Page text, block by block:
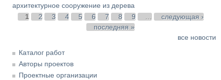
архитектурное сооружение из дерева
Страницы
1 2 3 4 5 6 7 8 9
следующая ›
последняя »
все новости
Каталог работ
Авторы проектов
Проектные организации